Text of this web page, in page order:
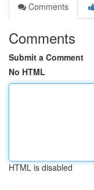
Comments
Comments
Submit a Comment
No HTML
HTML is disabled